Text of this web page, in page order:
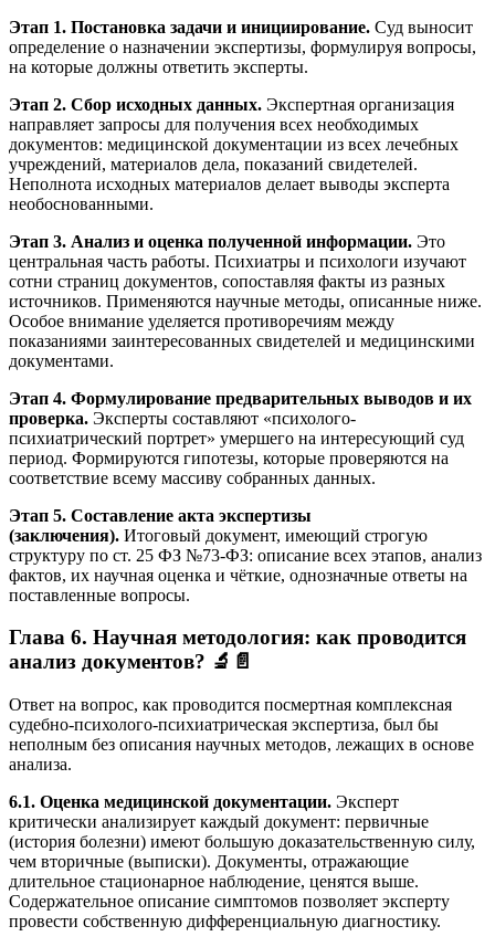
Этап 1. Постановка задачи и инициирование. Суд выносит
определение о назначении экспертизы, формулируя вопросы,
на которые должны ответить эксперты.
Этап 2. Сбор исходных данных. Экспертная организация
направляет запросы для получения всех необходимых
документов: медицинской документации из всех лечебных
учреждений, материалов дела, показаний свидетелей.
Неполнота исходных материалов делает выводы эксперта
необоснованными.
Этап 3. Анализ и оценка полученной информации. Это
центральная часть работы. Психиатры и психологи изучают
сотни страниц документов, сопоставляя факты из разных
источников. Применяются научные методы, описанные ниже.
Особое внимание уделяется противоречиям между
показаниями заинтересованных свидетелей и медицинскими
документами.
Этап 4. Формулирование предварительных выводов и их
проверка. Эксперты составляют «психолого-
психиатрический портрет» умершего на интересующий суд
период. Формируются гипотезы, которые проверяются на
соответствие всему массиву собранных данных.
Этап 5. Составление акта экспертизы
(заключения). Итоговый документ, имеющий строгую
структуру по ст. 25 ФЗ №73-ФЗ: описание всех этапов, анализ
фактов, их научная оценка и чёткие, однозначные ответы на
поставленные вопросы.
Глава 6. Научная методология: как проводится
анализ документов? 🔬📄
Ответ на вопрос, как проводится посмертная комплексная
судебно-психолого-психиатрическая экспертиза, был бы
неполным без описания научных методов, лежащих в основе
анализа.
6.1. Оценка медицинской документации. Эксперт
критически анализирует каждый документ: первичные
(история болезни) имеют большую доказательственную силу,
чем вторичные (выписки). Документы, отражающие
длительное стационарное наблюдение, ценятся выше.
Содержательное описание симптомов позволяет эксперту
провести собственную дифференциальную диагностику.